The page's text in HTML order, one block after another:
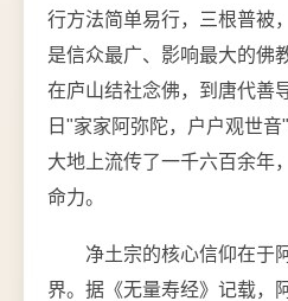
行方法简单易行，三根普被
是信众最广、影响最大的佛
在庐山结社念佛，到唐代善
日"家家阿弥陀，户户观世
大地上流传了一千六百余年
命力。
净土宗的核心信仰在于
界。据《无量寿经》记载，